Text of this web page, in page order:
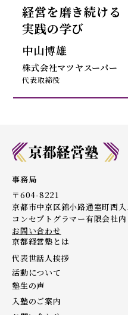
経営を磨き続ける
実践の学び
中山博雄
株式会社マツヤスーパー
代表取締役
事務局
〒604-8221
京都市中京区錦小路通室町西
コンセプトグラマー有限会社内
お問い合わせ
京都経営塾とは
代表世話人挨拶
活動について
塾生の声
入塾のご案内